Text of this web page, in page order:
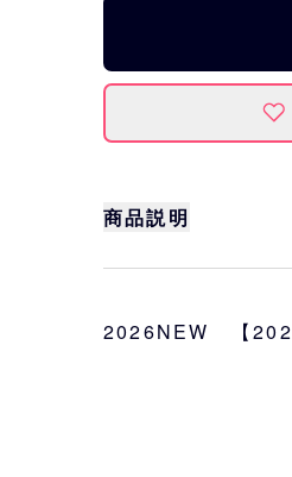
商品説明
ディズニーの人気
バファローズ限定
2026NEW 【